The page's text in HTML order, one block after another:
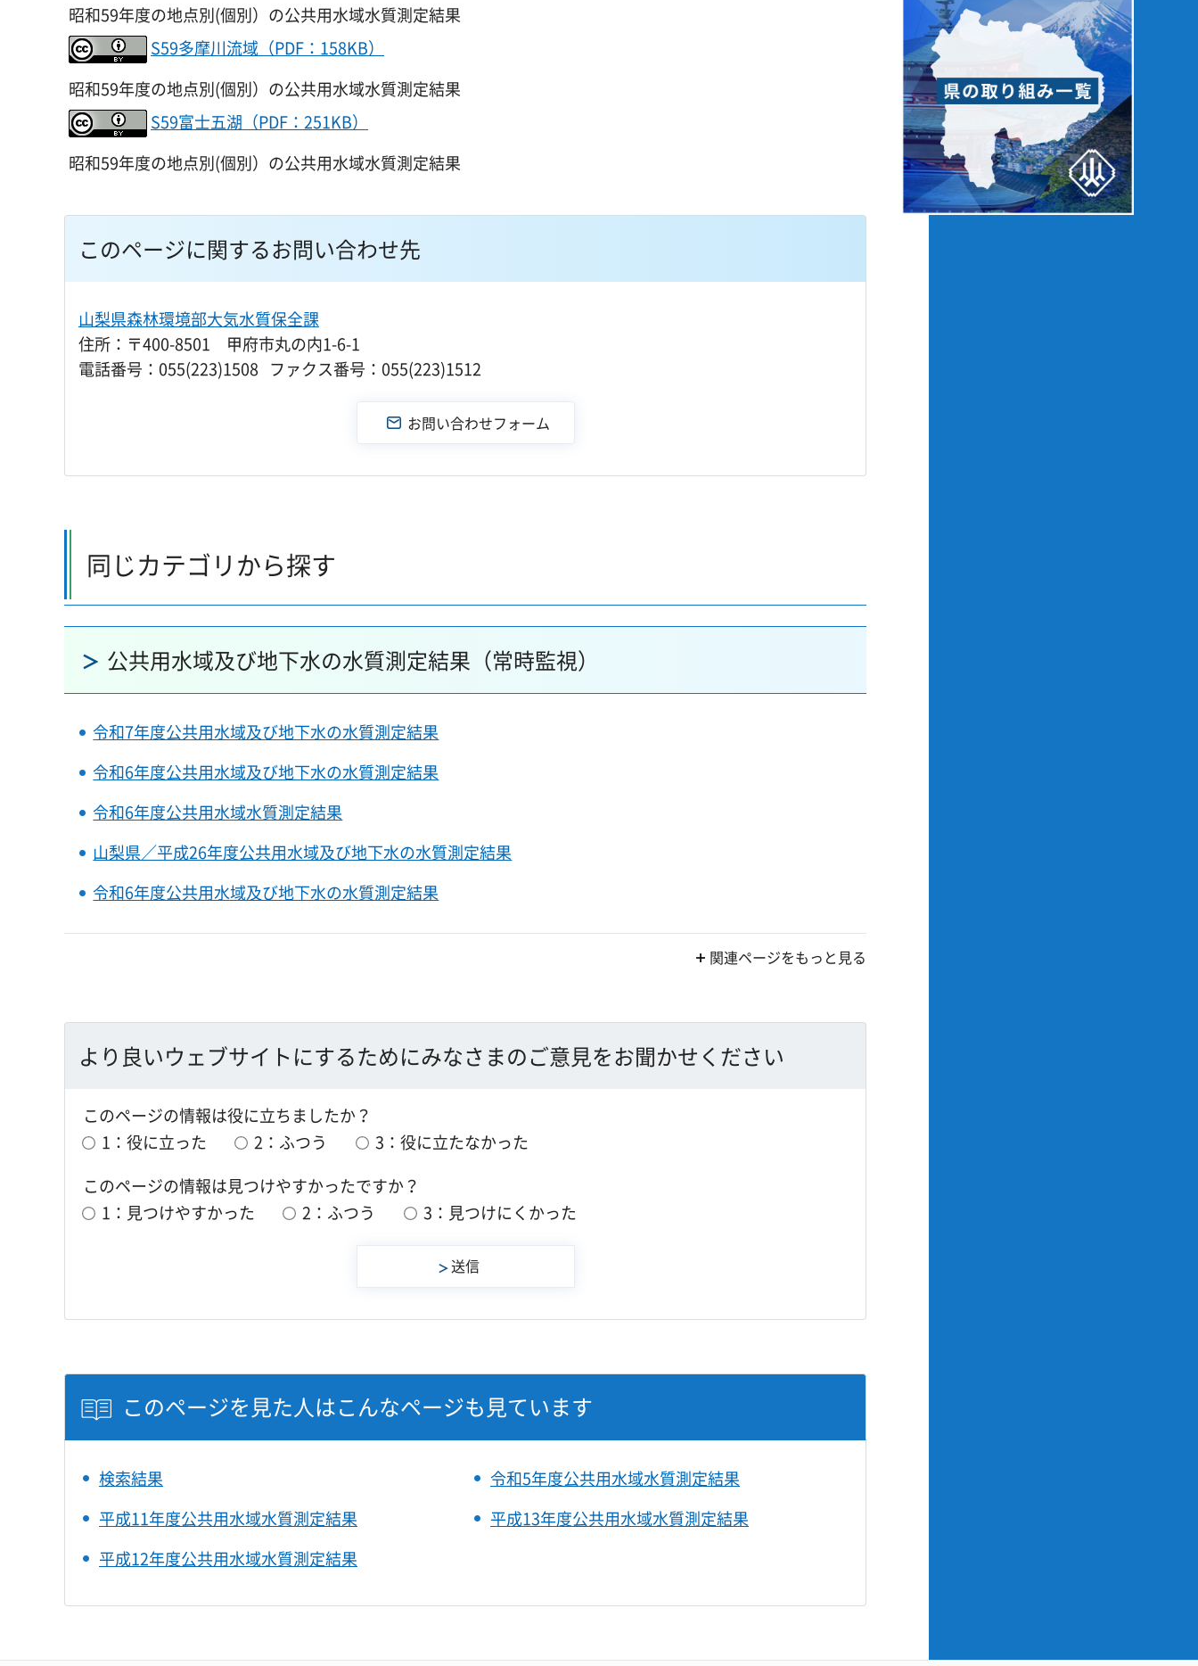
昭和59年度の地点別(個別）の公共用水域水質測定結果
S59多摩川流域（PDF：158KB）
昭和59年度の地点別(個別）の公共用水域水質測定結果
S59富士五湖（PDF：251KB）
昭和59年度の地点別(個別）の公共用水域水質測定結果
このページに関するお問い合わせ先
山梨県森林環境部大気水質保全課
住所：〒400-8501 甲府市丸の内1-6-1
電話番号：055(223)1508 ファクス番号：055(223)1512
同じカテゴリから探す
公共用水域及び地下水の水質測定結果（常時監視）
令和7年度公共用水域及び地下水の水質測定結果
令和6年度公共用水域及び地下水の水質測定結果
令和6年度公共用水域水質測定結果
山梨県／平成26年度公共用水域及び地下水の水質測定結果
令和6年度公共用水域及び地下水の水質測定結果
関連ページをもっと見る
より良いウェブサイトにするためにみなさまのご意見をお聞かせください
このページの情報は役に立ちましたか？
1：役に立った
2：ふつう
3：役に立たなかった
このページの情報は見つけやすかったですか？
1：見つけやすかった
2：ふつう 3：見つけにくかった
このページを見た人はこんなページも見ています
検索結果
令和5年度公共用水域水質測定結果
平成11年度公共用水域水質測定結果
平成13年度公共用水域水質測定結果
平成12年度公共用水域水質測定結果